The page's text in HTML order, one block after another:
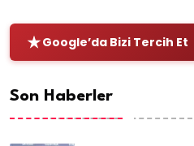
Google’da Bizi Tercih Et
Son Haberler